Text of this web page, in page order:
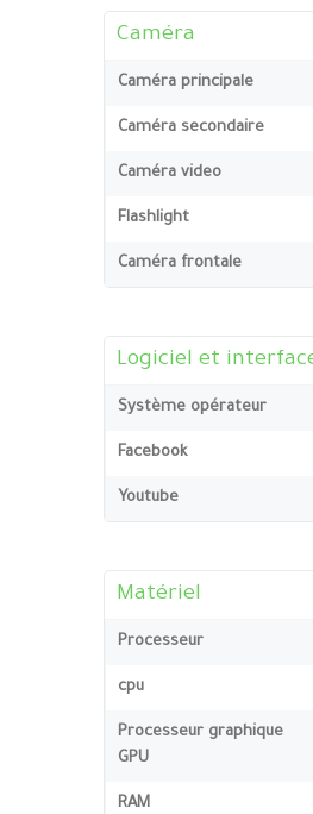
Caméra
Caméra principale
Caméra secondaire
Caméra video
Flashlight
Caméra frontale
Logiciel et
Système opérateur
Facebook
Youtube
Matériel
Processeur
cpu
Processeur graphique
GPU
RAM